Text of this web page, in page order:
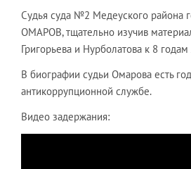
Судья суда №2 Медеуского района
ОМАРОВ, тщательно изучив
Григорьева и Нурболатова к 8
В биографии судьи Омарова есть
антикоррупционной службе.
Видео задержания: